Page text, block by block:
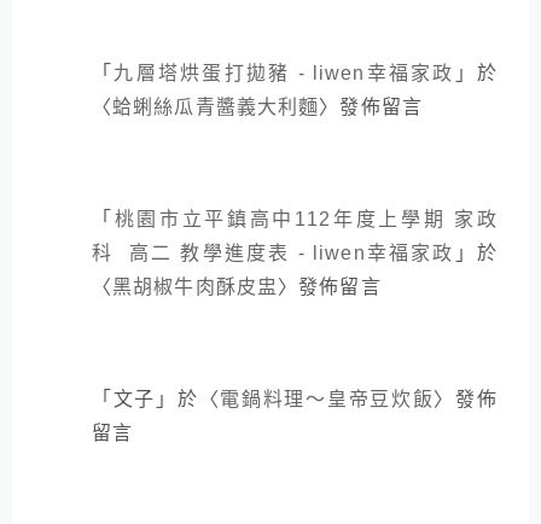
「 九層塔烘蛋打拋豬 - liwen幸福家政 」於
〈蛤蜊絲瓜青醬義大利麵〉發佈留言
「 桃園市立平鎮高中112年度上學期 家政
科 高二 教學進度表 - liwen幸福家政 」於
〈黑胡椒牛肉酥皮盅 〉發佈留言
「 文子 」於〈電鍋料理～皇帝豆炊飯〉發佈
留言